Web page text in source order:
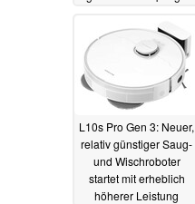
L10s Pro Gen 3: Neuer,
relativ günstiger Saug-
und Wischroboter
startet mit erheblich
höherer Leistung